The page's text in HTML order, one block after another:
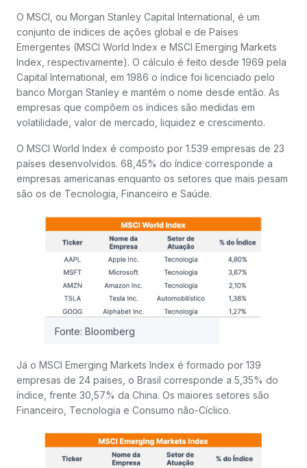
O MSCI, ou Morgan Stanley Capital International, é um
conjunto de índices de ações global e de Países
Emergentes (MSCI World Index e MSCI Emerging Markets
Index, respectivamente). O cálculo é feito desde 1969 pela
Capital International, em 1986 o índice foi licenciado pelo
banco Morgan Stanley e mantém o nome desde então. As
empresas que compõem os índices são medidas em
volatilidade, valor de mercado, liquidez e crescimento.
O MSCI World Index é composto por 1.539 empresas de 23
países desenvolvidos. 68,45% do índice corresponde a
empresas americanas enquanto os setores que mais pesam
são os de Tecnologia, Financeiro e Saúde.
Fonte: Bloomberg
Já o MSCI Emerging Markets Index é formado por 139
empresas de 24 países, o Brasil corresponde a 5,35% do
índice, frente 30,57% da China. Os maiores setores são
Financeiro, Tecnologia e Consumo não-Cíclico.